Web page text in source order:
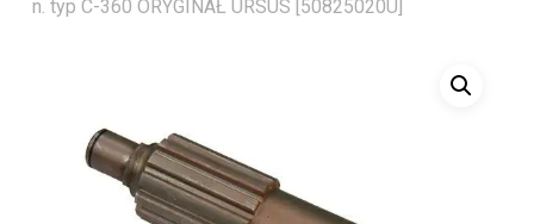
n. typ C-360 ORYGINAŁ URSUS [50825020U]